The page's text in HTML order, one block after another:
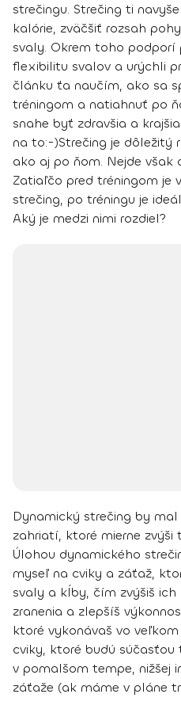
strečingu. Strečing ti
kalórie, zväčšiť rozsah
svaly. Okrem toho
flexibilitu svalov a urýchli
článku ťa naučím, ako sa
tréningom a natiahnuť po
snahe byť zdravšia a
na to:-)Strečing je dôležitý
ako aj po ňom. Nejde však
Zatiaľčo pred tréningom je
strečing, po tréningu je
Aký je medzi nimi rozdiel?
Dynamický strečing by
zahriatí, ktoré mierne zvýši
Úlohou dynamického
myseľ na cviky a záťaž,
svaly a kĺby, čím zvýšiš ich
zranenia a zlepšíš
ktoré vykonávaš vo
cviky, ktoré budú
v pomalšom tempe, nižšej
záťaže (ak máme v pláne